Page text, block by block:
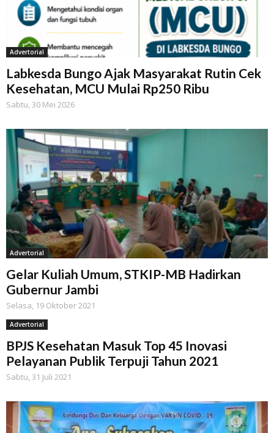
Advertorial
Labkesda Bungo Ajak Masyarakat Rutin Cek
Kesehatan, MCU Mulai Rp250 Ribu
Sabtu, 30 Mei 2026
Advertorial
Gelar Kuliah Umum, STKIP-MB Hadirkan
Gubernur Jambi
Selasa, 19 Oktober 2021
Advertorial
BPJS Kesehatan Masuk Top 45 Inovasi
Pelayanan Publik Terpuji Tahun 2021
Sabtu, 31 Juli 2021